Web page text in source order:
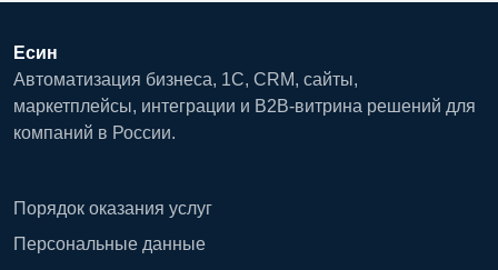
Есин
Автоматизация бизнеса, 1С, CRM, сайты,
маркетплейсы, интеграции и B2B-витрина решений для
компаний в России.
Порядок оказания услуг
Персональные данные